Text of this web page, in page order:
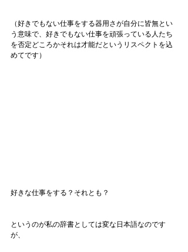
（好きでもない仕事をする器用さが自分に皆無とい
う意味で、好きでもない仕事を頑張っている人たち
を否定どころかそれは才能だというリスペクトを込
めてです）
好きな仕事をする？それとも？
というのが私の辞書としては変な日本語なのです
が、